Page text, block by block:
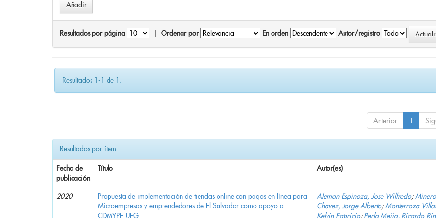
Resultados por página Ordenar por En orden Autor/registro
Resultados 1-1 de 1.
Anterior 1
Resultados por ítem:
Fecha de
publicación
Título Autor(es)
2020
Propuesta de implementación de tiendas online con pagos en línea para
Microempresas y emprendedores de El Salvador como apoyo a
CDMYPE-UFG
Aleman Espinoza, Jose Wilfredo;Minero
Chavez, Jorge Alberto;Monterroza
Kelvin Fabricio; Perla Mejia, Ricardo